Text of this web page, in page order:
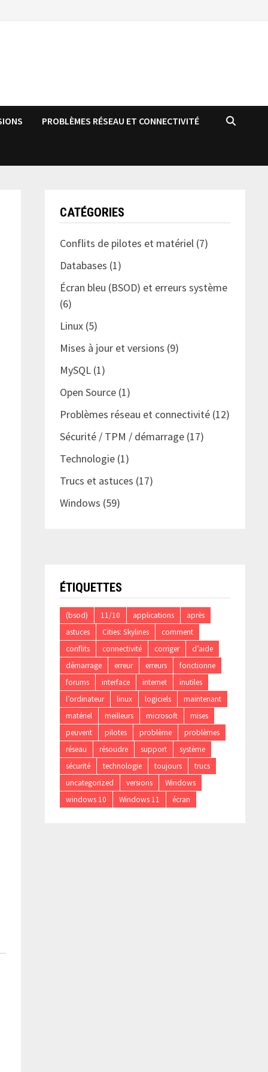
PROBLÈMES RÉSEAU ET CONNECTIVITÉ
CATÉGORIES
Conflits de pilotes et matériel(7)
Databases (1)
Écran bleu (BSOD) et erreurs système
(6)
Linux(5)
Mises à jour et versions (9)
MySQL(1)
Open Source(1)
Problèmes réseau et connectivité(12)
Sécurité / TPM / démarrage(17)
Technologie(1)
Trucs et astuces (17)
Windows (59)
ÉTIQUETTES
(bsod) 11/10 applications
après
astuces
Cities: Skylines
comment
conflits
connectivité corriger
d’aide
démarrage
erreur erreurs
fonctionne
forums
interface internet
inutiles
l’ordinateur
linux logiciels
maintenant
matériel
meilleurs microsoft
mises
peuvent
pilotes problème
problèmes
réseau
résoudre support
système
sécurité
technologie toujours
trucs
uncategorized
versions
Windows
windows 10
Windows 11 écran